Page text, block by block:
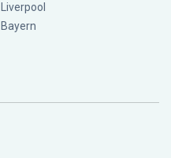
Liverpool
Bayern